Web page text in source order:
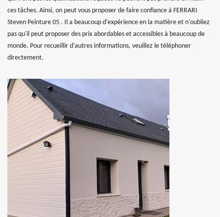
ces tâches. Ainsi, on peut vous proposer de faire confiance à FERRARI
Steven Peinture 05 . Il a beaucoup d'expérience en la matière et n'oubliez
pas qu'il peut proposer des prix abordables et accessibles à beaucoup de
monde. Pour recueillir d'autres informations, veuillez le téléphoner
directement.